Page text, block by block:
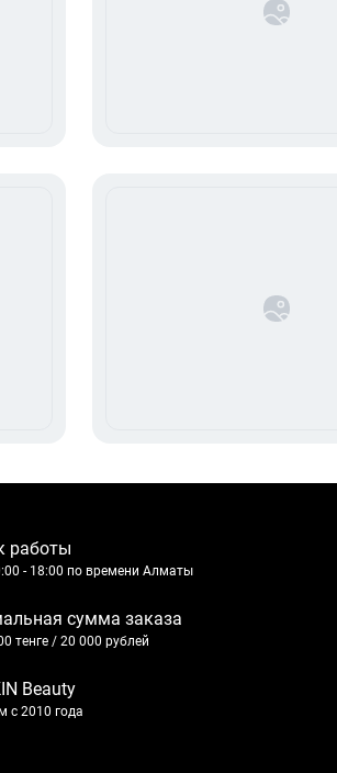
работы
- 18:00 по времени Алматы
сумма заказа
тенге / 20 000 рублей
Beauty
с 2010 года